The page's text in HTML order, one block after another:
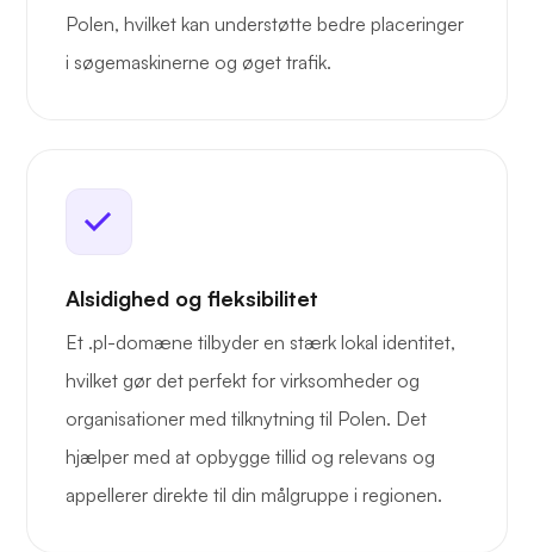
Polen, hvilket kan understøtte bedre placeringer
i søgemaskinerne og øget trafik.
Alsidighed og fleksibilitet
Et .pl-domæne tilbyder en stærk lokal identitet,
hvilket gør det perfekt for virksomheder og
organisationer med tilknytning til Polen. Det
hjælper med at opbygge tillid og relevans og
appellerer direkte til din målgruppe i regionen.